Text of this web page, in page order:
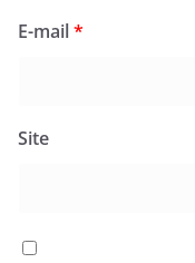
E-mail*
Site